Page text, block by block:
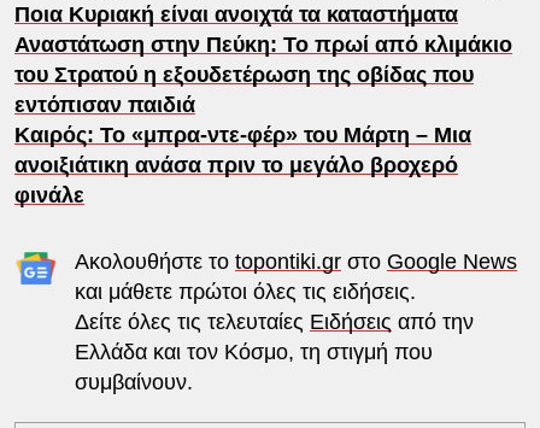
Ποια Κυριακή είναι ανοιχτά τα καταστήματα
Αναστάτωση στην Πεύκη: Το πρωί από κλιμάκιο
του Στρατού η εξουδετέρωση της οβίδας που
εντόπισαν παιδιά
Καιρός: Το «μπρα-ντε-φέρ» του Μάρτη – Μια
ανοιξιάτικη ανάσα πριν το μεγάλο βροχερό
φινάλε
Ακολουθήστε το topontiki.grστο Google News
και μάθετε πρώτοι όλες τις ειδήσεις.
Δείτε όλες τις τελευταίες Ειδήσεις από την
Ελλάδα και τον Κόσμο, τη στιγμή που
συμβαίνουν.